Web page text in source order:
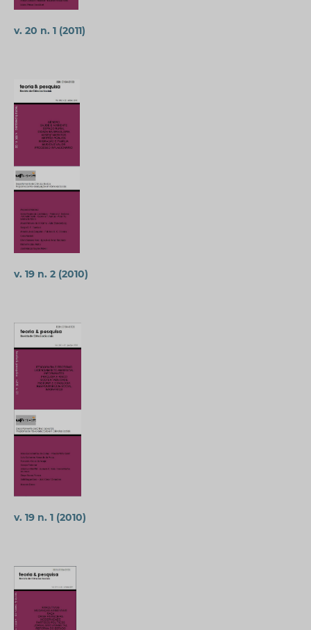
v. 20 n. 1 (2011)
v. 19 n. 2 (2010)
v. 19 n. 1 (2010)